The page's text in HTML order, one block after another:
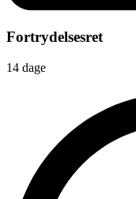
Fortrydelsesret
14 dage